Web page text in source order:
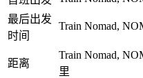
最后出发
时间
Train Nomad,
距离
Train Nomad,
里